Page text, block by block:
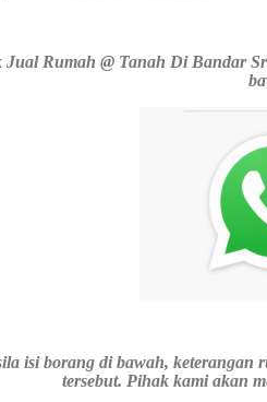
Rumah @ Tanah Di Bandar
isi borang di bawah, keterangan
tersebut. Pihak kami akan